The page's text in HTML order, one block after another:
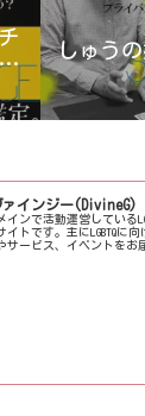
しゅう
ァインジー(DivineG)
インで活動運営している
イトです。主にLGBTQに
サービス、イベントをお